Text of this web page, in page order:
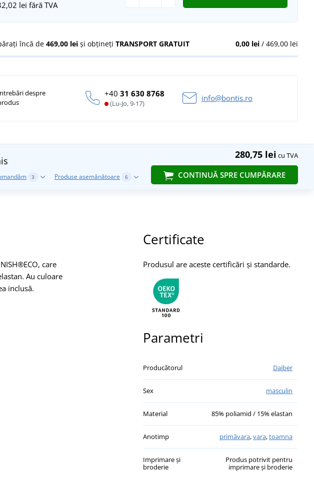
lei fără TVA
0,00 lei/ 469,00 lei
încă de 469,00 lei și obțineți TRANSPORT GRATUIT
despre
+40 31 630 8768
(Lu-Jo, 9-17)
info@bontis.ro
280,75 lei cu TVA
CONTINUĂ SPRE CUMPĂRARE
3 Produse asemănătoare 6
care
Au culoare
inclusă.
Certificate
Produsul are aceste certificări și standarde.
Parametri
Producătorul Daiber
Sex masculin
Material 85% poliamid / 15% elastan
Anotimp primăvara,vara,toamna
Imprimare și
broderie
Produs potrivit pentru
imprimare și broderie